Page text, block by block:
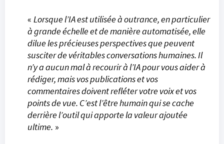
« Lorsque l’IA est utilisée à outrance, en particulier
à grande échelle et de manière automatisée, elle
dilue les précieuses perspectives que peuvent
susciter de véritables conversations humaines. Il
n’y a aucun mal à recourir à l’IA pour vous aider à
rédiger, mais vos publications et vos
commentaires doivent refléter votre voix et vos
points de vue. C’est l’être humain qui se cache
derrière l’outil qui apporte la valeur ajoutée
ultime. »